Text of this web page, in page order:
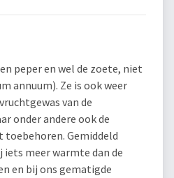
peper en wel de zoete, niet
annuum). Ze is ook weer
van de
onder andere ook de
toebehoren. Gemiddeld
meer warmte dan de
en bij ons gematigde